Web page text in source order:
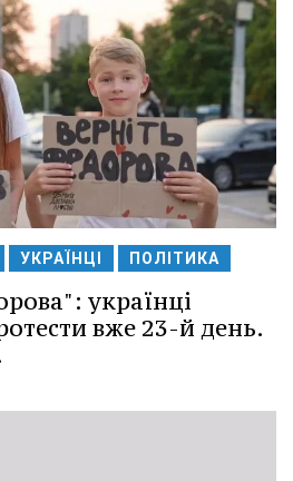
УКРАЇНЦІ ПОЛІТИКА
українці
вже 23-й день.